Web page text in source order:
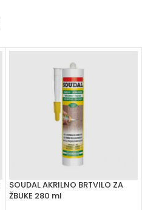
SOUDAL AKRILNO BRTVILO ZA
ŽBUKE 280 ml